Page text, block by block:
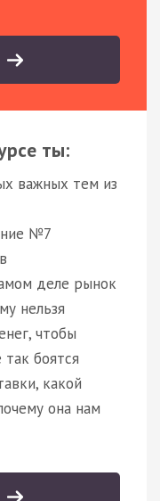
ты:
важных тем из
№7
деле рынок
нельзя
чтобы
боятся
какой
она нам